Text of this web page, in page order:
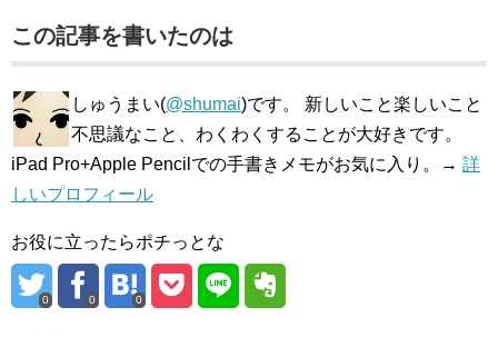
この記事を書いたのは
しゅうまい(@shumai)です。 新しいこと楽しいこと
不思議なこと、わくわくすることが大好きです。
iPad Pro+Apple Pencilでの手書きメモがお気に入り。→ 詳
しいプロフィール
お役に立ったらポチっとな
0 0 0